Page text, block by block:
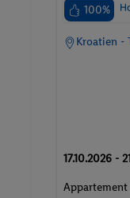
100%
Kroatien -
17.10.2026 -
Appartement